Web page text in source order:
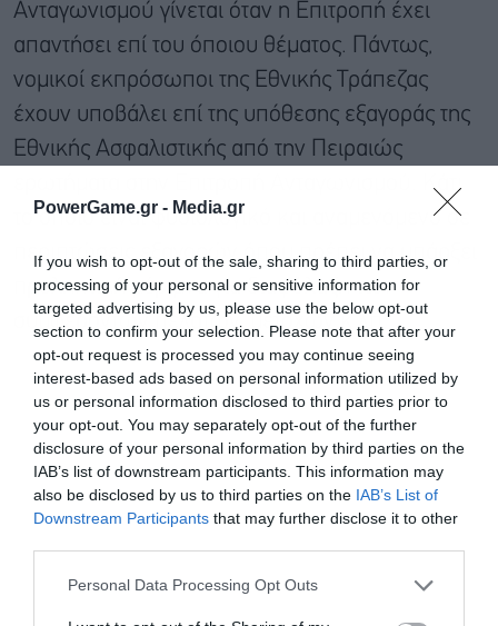
PowerGame.gr - Media.gr
If you wish to opt-out of the sale, sharing to third parties, or
processing of your personal or sensitive information for
targeted advertising by us, please use the below opt-out
section to confirm your selection. Please note that after your
opt-out request is processed you may continue seeing
interest-based ads based on personal information utilized by
us or personal information disclosed to third parties prior to
your opt-out. You may separately opt-out of the further
disclosure of your personal information by third parties on the
IAB’s list of downstream participants. This information may
also be disclosed by us to third parties on the IAB’s List of
Downstream Participants that may further disclose it to other
Personal Data Processing Opt Outs
Ανταγωνισμού γίνεται όταν η Επιτροπή έχει
απαντήσει επί του όποιου θέματος. Πάντως,
νομικοί εκπρόσωποι της Εθνικής Τράπεζας
έχουν υποβάλει επί της υπόθεσης εξαγοράς της
Εθνικής Ασφαλιστικής από την Πειραιώς
ερωτήματα στην Επιτροπή Ανταγωνισμού. Κάτι
το οποίο είναι φυσιολογικό και αναμενόμενο σε
περιπτώσεις εξαγορών όπου πρέπει να υπάρξει
προληπτική μέριμνα για διαφύλαξη των
συμφερόντων πελατών, μετόχων κ.λπ.
Εγγραφή στο
newsletter